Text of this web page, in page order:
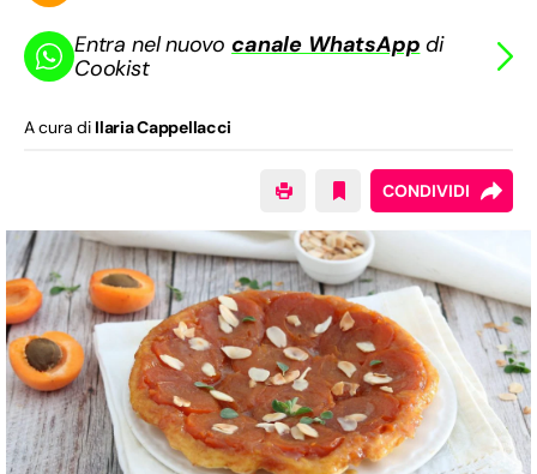
Entra nel nuovocanale WhatsApp di
Cookist
A cura di Ilaria Cappellacci
CONDIVIDI